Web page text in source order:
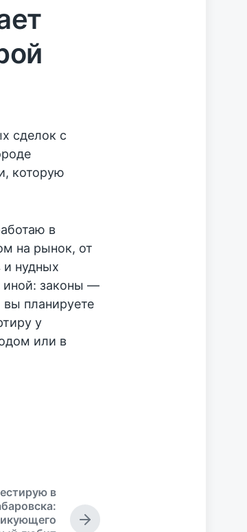
сделок с
которую
в
на рынок, от
и нудных
иной: законы —
планируете
у
или в
С
в